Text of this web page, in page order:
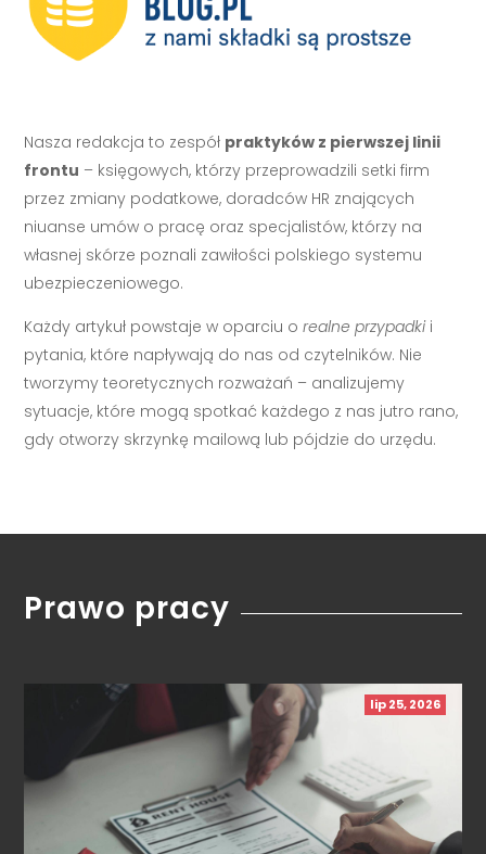
Nasza redakcja to zespół praktyków z pierwszej linii
frontu – księgowych, którzy przeprowadzili setki firm
przez zmiany podatkowe, doradców HR znających
niuanse umów o pracę oraz specjalistów, którzy na
własnej skórze poznali zawiłości polskiego systemu
ubezpieczeniowego.
Każdy artykuł powstaje w oparciu orealne przypadkii
pytania, które napływają do nas od czytelników. Nie
tworzymy teoretycznych rozważań – analizujemy
sytuacje, które mogą spotkać każdego z nas jutro rano,
gdy otworzy skrzynkę mailową lub pójdzie do urzędu.
Prawo pracy
lip 25, 2026